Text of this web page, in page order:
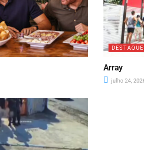
Array
julho 24,